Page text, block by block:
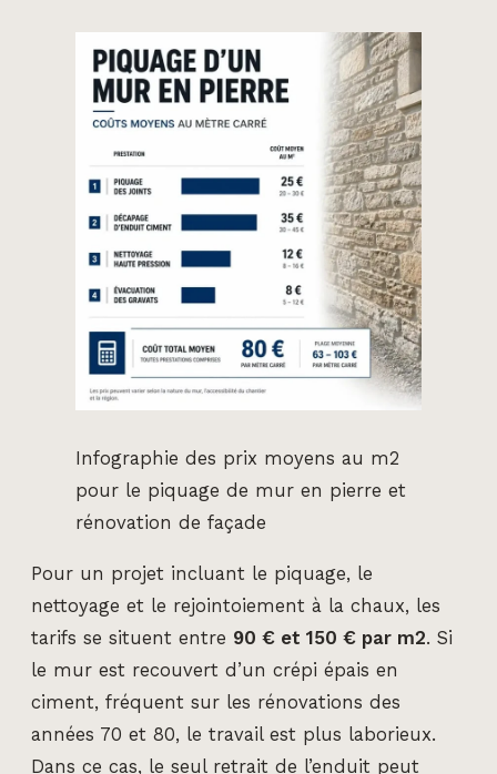
Infographie des prix moyens au m2
pour le piquage de mur en pierre et
rénovation de façade
Pour un projet incluant le piquage, le
nettoyage et le rejointoiement à la chaux, les
tarifs se situent entre 90 € et 150 € par m2. Si
le mur est recouvert d’un crépi épais en
ciment, fréquent sur les rénovations des
années 70 et 80, le travail est plus laborieux.
Dans ce cas, le seul retrait de l’enduit peut